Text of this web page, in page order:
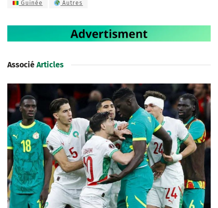
Guinée Autres
Associé Articles